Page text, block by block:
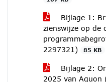
Bijlage 1:
zienswijze op de
2297321)
85 KB
Bijlage 2:
2025 van Aquon